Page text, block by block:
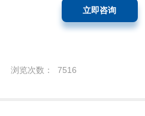
立即咨询
浏览次数： 7516